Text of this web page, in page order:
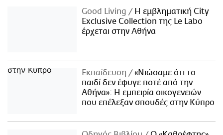
Good Living
Η εμβληματική City
Exclusive Collection της Le Labo
έρχεται στην Αθήνα
Εκπαίδευση
«Νιώσαμε ότι το
παιδί δεν έφυγε ποτέ από την
Αθήνα»: Η εμπειρία οικογενειών
που επέλεξαν σπουδές στην Κύπρο